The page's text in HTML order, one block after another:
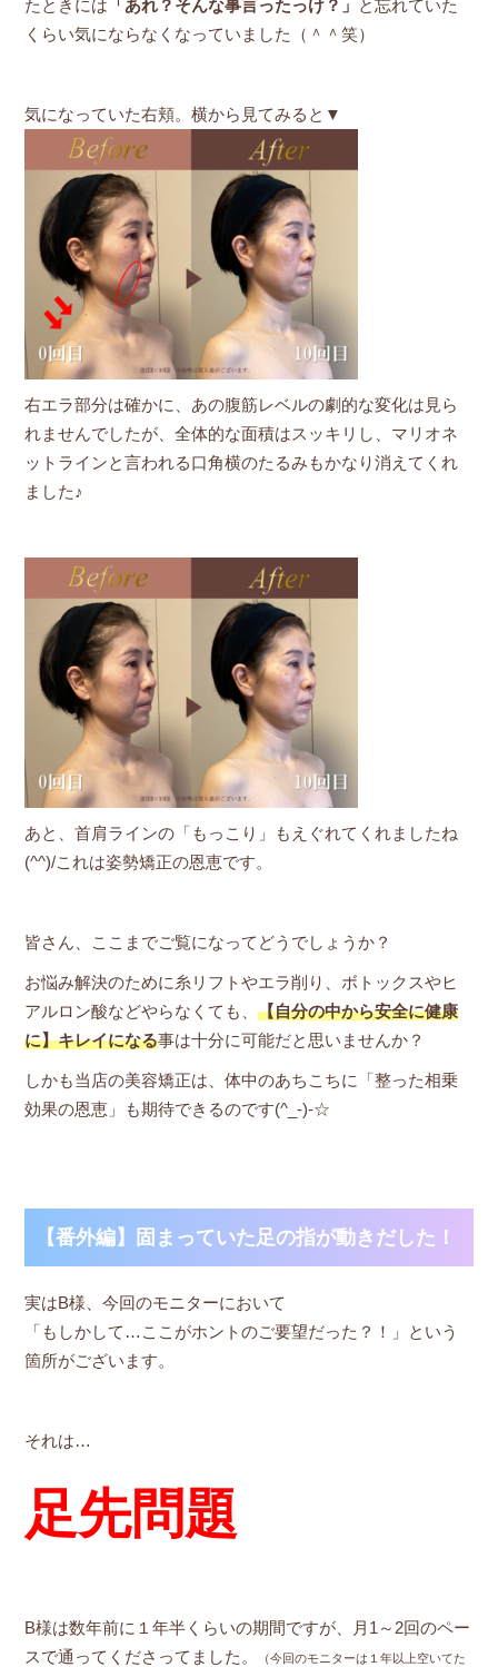
たときには 「あれ？そんな事言ったっけ？」
と忘れていた
くらい気にならなくなっていました（＾＾笑）
気になっていた右頬。横から見てみると▼
右エラ部分は確かに、あの腹筋レベルの劇的な変化は見ら
れませんでしたが、全体的な面積はスッキリし、マリオネ
ットラインと言われる口角横のたるみもかなり消えてくれ
ました♪
あと、首肩ラインの「もっこり」もえぐれてくれましたね
(^^)/これは姿勢矯正の恩恵です。
皆さん、ここまでご覧になってどうでしょうか？
お悩み解決のために糸リフトやエラ削り、ボトックスやヒ
アルロン酸などやらなくても、 【自分の中から安全に健康
に】キレイになる事は十分に可能だと思いませんか？
しかも当店の美容矯正は、体中のあちこちに「整った相乗
効果の恩恵」も期待できるのです(^_-)-☆
【番外編】固まっていた足の指が動きだした！
実はB様、今回のモニターにおいて
「もしかして…ここがホントのご要望だった？！」という
箇所がございます。
それは…
足先問題
B様は数年前に１年半くらいの期間ですが、月1～2回のペー
スで通ってくださってました。
（今回のモニターは１年以上空いてた